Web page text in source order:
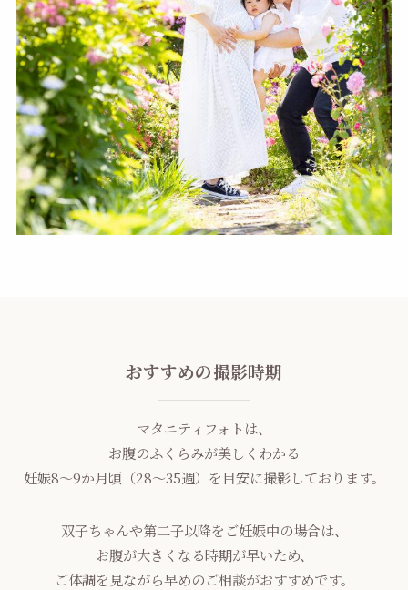
おすすめの撮影時期
マタニティフォトは、
お腹のふくらみが美しくわかる
妊娠8〜9か月頃（28〜35週）を目安に撮影しております。
双子ちゃんや第二子以降をご妊娠中の場合は、
お腹が大きくなる時期が早いため、
ご体調を見ながら早めのご相談がおすすめです。